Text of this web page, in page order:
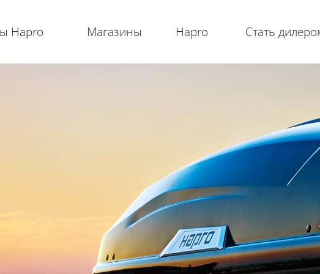
Hapro Магазины Hapro Стать